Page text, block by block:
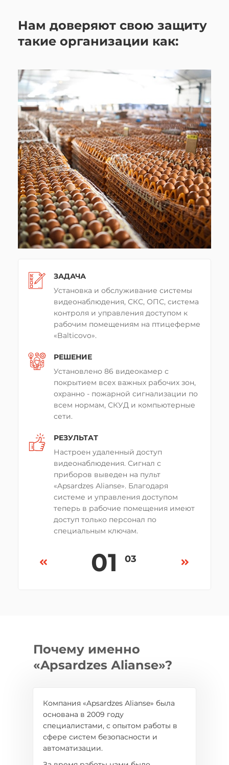
Нам доверяют свою защиту
такие организации как:
ЗАДАЧА
Установка и обслуживание системы
видеонаблюдения, СКС, ОПС, система
контроля и управления доступом к
рабочим помещениям на птицеферме
«Bаlticovo».
РЕШЕНИЕ
Установлено 86 видеокамер с
покрытием всех важных рабочих зон,
охранно - пожарной сигнализации по
всем нормам, СКУД и компьютерные
сети.
РЕЗУЛЬТАТ
Настроен удаленный доступ
видеонаблюдения. Сигнал с
приборов выведен на пульт
«Apsаrdzes Аliаnse». Благодаря
системе и управления доступом
теперь в рабочие помещения имеют
доступ только персонал по
специальным ключам.
01 03
ЗАДАЧА
Монтаж системы видеонаблюдения
для контроля работы персонала. Так
же важной задачей было обеспечить
качественный удаленный доступ к
системе.
РЕШЕНИЕ
Видеорегистратор 4-х канальный
Space Technology, 43 Компактные
камеры Hiwatch с разрешением 4 Мп.
Подключение к сети через
маршрутизатор.
РЕЗУЛЬТАТ
Удаленный доступ к системе
наблюдения с мобильного телефона
для полного контроля помещений.
Камеры позволяют слышать четкую
трансляцию звука для
предупреждения недобросовестного
обслуживания клиентов.
Используется жесткий диск WD
02
ЗАДАЧА
Установить видеонаблюдение на
территории площадью более 20000
м2, обеспечить контроль входа и
выхода на стадион.
Установлена 64 канальная IP система
видеонаблюдения. Видеорегистратор
Dahua с разрешением Full HD
РЕЗУЛЬТАТ
Монтаж системы был реализован с
оборудованием в бюджет клиента.
Как итог была установлена система
видеонаблюдения с разрешением
FullHD, позволяющая отчетливо
прослеживать происходящее на всей
территории.
0303
Почему именно
«Apsаrdzes Аliаnse»?
Компания «Apsаrdzes Аliаnse» была
основана в 2009 году
специалистами, с опытом работы в
сфере систем безопасности и
автоматизации.